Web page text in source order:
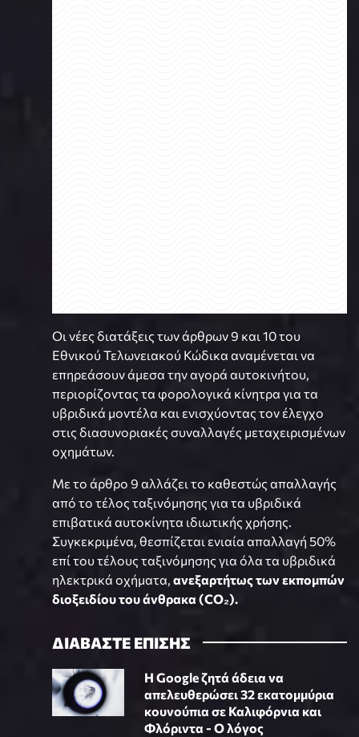
Οι νέες διατάξεις των άρθρων 9 και 10 του
Εθνικού Τελωνειακού Κώδικα αναμένεται να
επηρεάσουν άμεσα την αγορά αυτοκινήτου,
περιορίζοντας τα φορολογικά κίνητρα για τα
υβριδικά μοντέλα και ενισχύοντας τον έλεγχο
στις διασυνοριακές συναλλαγές μεταχειρισμένων
οχημάτων.
Με το άρθρο 9 αλλάζει το καθεστώς απαλλαγής
από το τέλος ταξινόμησης για τα υβριδικά
επιβατικά αυτοκίνητα ιδιωτικής χρήσης.
Συγκεκριμένα, θεσπίζεται ενιαία απαλλαγή 50%
επί του τέλους ταξινόμησης για όλα τα υβριδικά
ηλεκτρικά οχήματα, ανεξαρτήτως των εκπομπών
διοξειδίου του άνθρακα (CO₂).
ΔΙΑΒΑΣΤΕ ΕΠΙΣΗΣ
Η Google ζητά άδεια να
απελευθερώσει 32 εκατομμύρια
κουνούπια σε Καλιφόρνια και
Φλόριντα - Ο λόγος